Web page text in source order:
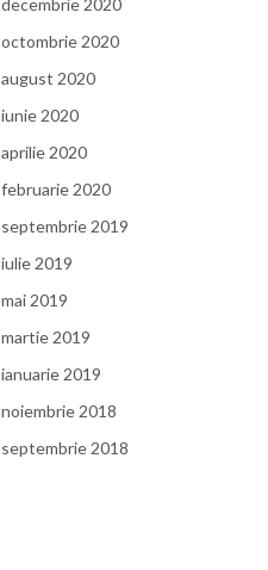
octombrie 2020
august 2020
iunie 2020
aprilie 2020
februarie 2020
septembrie 2019
iulie 2019
mai 2019
martie 2019
ianuarie 2019
noiembrie 2018
septembrie 2018